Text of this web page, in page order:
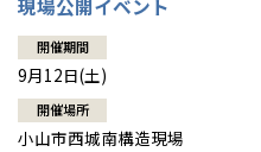
現場公開イベント
開催期間
9月12日(土)
開催場所
小山市西城南構造現場